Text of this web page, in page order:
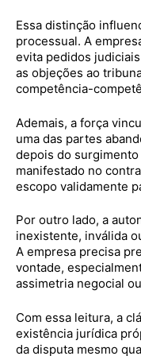
Essa distinção
processual. A
evita pedidos
as objeções ao
competência-
Ademais, a força
uma das partes
depois do
manifestado no
escopo validamente
Por outro lado, a
inexistente, inválida
A empresa precisa
vontade,
assimetria negocial
Com essa leitura, a
existência jurídica
da disputa mesmo